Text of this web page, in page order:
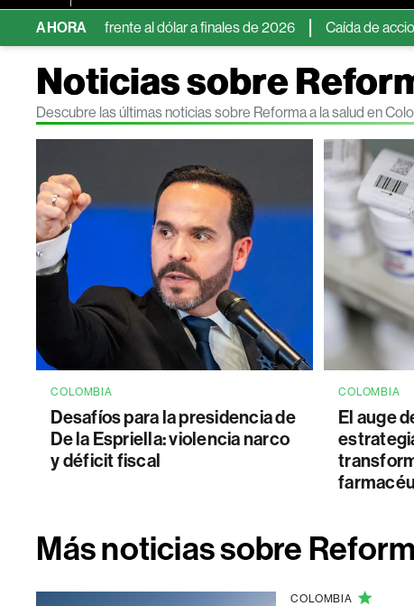
AHORA
frente al dólar a finales de 2026 Caída de acciones de
Noticias sobre
Descubre las últimas noticias sobre Reforma a la salud en
COLOMBIA
Desafíos para la presidencia de
De la Espriella: violencia narco
y déficit fiscal
COLOMBIA
El auge
Más noticias sobre
COLOMBIA